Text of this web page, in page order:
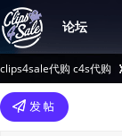
论坛
clips4sale代购 c4s代购